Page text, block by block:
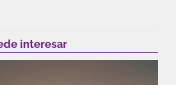
interesar